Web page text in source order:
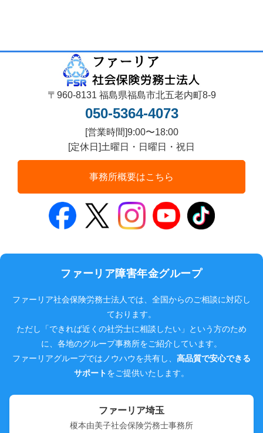
〒960-8131 福島県福島市北五老内町8-9
050-5364-4073
[営業時間]9:00〜18:00
[定休日]土曜日・日曜日・祝日
事務所概要はこちら
ファーリア障害年金グループ
ファーリア社会保険労務士法人では、全国からのご相談に対応し
ております。
ただし「できれば近くの社労士に相談したい」という方のため
に、各地のグループ事務所をご紹介しています。
ファーリアグループではノウハウを共有し、 高品質で安心できる
サポートをご提供いたします。
ファーリア埼玉
榎本由美子社会保険労務士事務所